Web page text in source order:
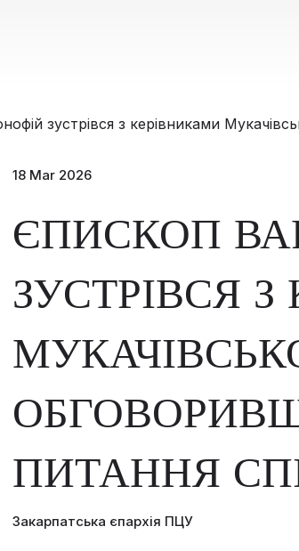
18 Mar 2026
ЄПИСКОП
ЗУСТРІВСЯ
ПИТАННЯ
Закарпатська єпархія ПЦУ